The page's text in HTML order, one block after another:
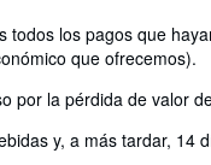
los pagos que
que ofrecemos).
por la pérdida de valor
y, a más tardar,